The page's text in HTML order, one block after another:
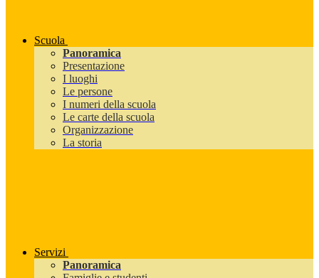
Scuola
Panoramica
Presentazione
I luoghi
Le persone
I numeri della scuola
Le carte della scuola
Organizzazione
La storia
Servizi
Panoramica